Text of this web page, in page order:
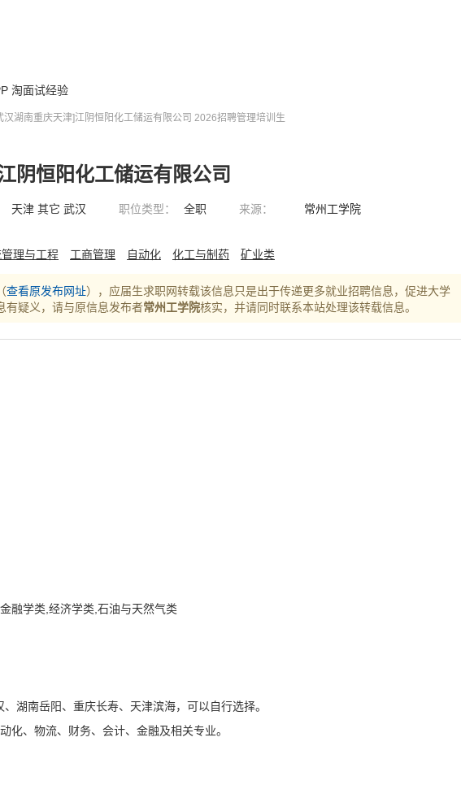
淘面试经验
汉湖南重庆天津]江阴恒阳化工储运有限公司 2026招聘管理培训生
阴恒阳化工储运有限公司
天津 其它 武汉 职位类型： 全职 来源：
常州工学院
理与工程 工商管理 自动化 化工与制药 矿业类
查看原发布网址），应届生求职网转载该信息只是出于传递更多就业招聘信息，促进大学
有疑义，请与原信息发布者常州工学院核实，并请同时联系本站处理该转载信息。
融学类,经济学类,石油与天然气类
湖南岳阳、重庆长寿、天津滨海，可以自行选择。
化、物流、财务、会计、金融及相关专业。